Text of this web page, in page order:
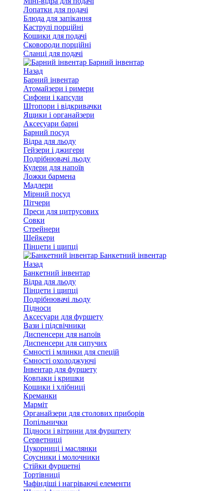
Лопатки для подачі
Блюда для запікання
Каструлі порційні
Кошики для подачі
Сковороди порційні
Сланці для подачі
Барний інвентар
Назад
Барний інвентар
Атомайзери і римери
Сифони і капсули
Штопори і відкривачки
Ящики і органайзери
Аксесуари барні
Барний посуд
Відра для льоду
Гейзери і джигери
Подрібнювачі льоду
Кулери для напоїв
Ложки бармена
Мадлери
Мірний посуд
Пітчери
Преси для цитрусових
Совки
Стрейнери
Шейкери
Пінцети і щипці
Банкетний інвентар
Назад
Банкетний інвентар
Відра для льоду
Пінцети і щипці
Подрібнювачі льоду
Підноси
Аксесуари для фуршету
Вази і підсвічники
Диспенсери для напоїв
Диспенсери для сипучих
Ємності і млинки для спецій
Ємності охолоджуючі
Інвентар для фуршету
Ковпаки і кришки
Кошики і хлібниці
Креманки
Марміт
Органайзери для столових приборів
Попільнички
Підноси і вітрини для фурштету
Серветниці
Цукорниці і маслянки
Соусники і молочники
Стійки фуршетні
Тортівниці
Чафіндіші і нагріваючі елементи